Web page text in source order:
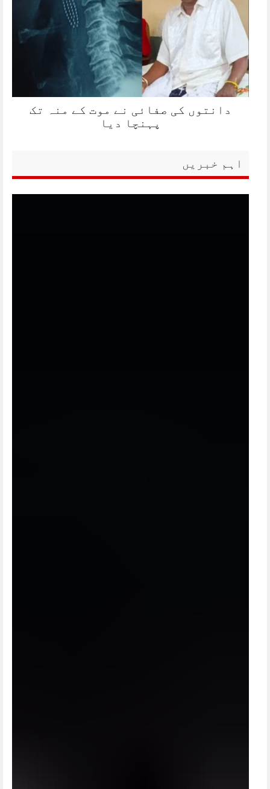
دانتوں کی صفائی نے موت کے منہ تک
پہنچا دیا
اہم خبریں